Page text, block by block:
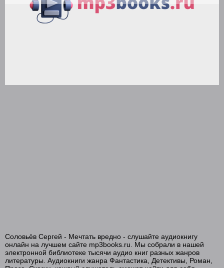
Соловьёв Сергей - Мечтать вредно - слушайте аудиокнигу
онлайн на лучшем сайте mp3books.ru. Мы собрали в нашей
электронной библиотеке тысячи аудио книг разных жанров
литературы. Аудиокниги жанра Фантастика, Детективы, Роман,